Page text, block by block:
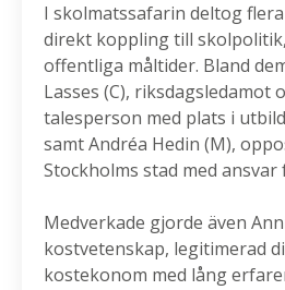
I skolmatssafarin deltog
direkt koppling till
offentliga måltider. Bland
Lasses (C), riksdagsledamot
talesperson med plats i
samt Andréa Hedin (M),
Stockholms stad med
Medverkade gjorde även
kostvetenskap, legitimerad
kostekonom med lång